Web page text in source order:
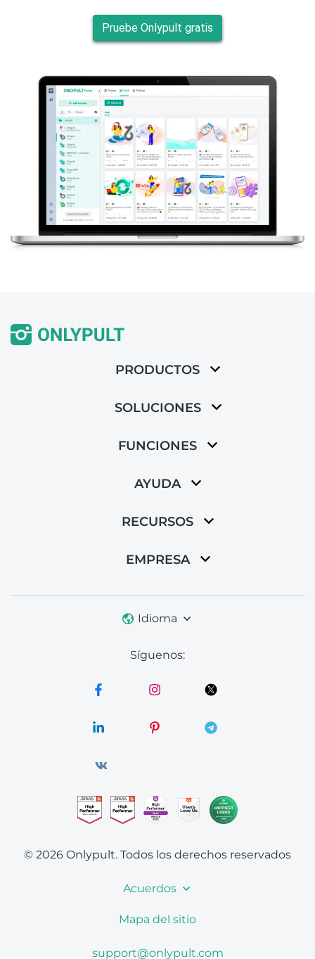
Pruebe Onlypult gratis
PRODUCTOS
SOLUCIONES
FUNCIONES
AYUDA
RECURSOS
EMPRESA
Idioma
Síguenos:
© 2026 Onlypult. Todos los derechos reservados
Acuerdos
Mapa del sitio
support@onlypult.com